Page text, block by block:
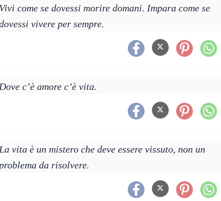
come se dovessi morire domani. Impara come se
vivere per sempre.
c’è amore c’è vita.
vita è un mistero che deve essere vissuto, non un
da risolvere.